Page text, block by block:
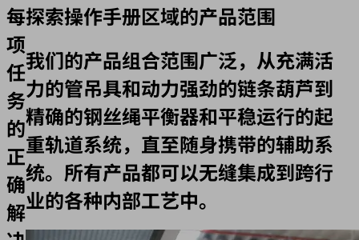
每
项
任
务
的
正
确
解
探索操作手册区域的产品范围
我们的产品组合范围广泛，从充满活
力的管吊具和动力强劲的链条葫芦到
精确的钢丝绳平衡器和平稳运行的起
重轨道系统，直至随身携带的辅助系
统。所有产品都可以无缝集成到跨行
业的各种内部工艺中。